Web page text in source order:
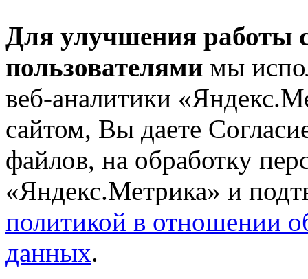
Для улучшения работы
пользователями мы
веб-аналитики
сайтом, Вы даете
файлов, на обработку
«Яндекс.Метрика» и
политикой в отношении
данных.